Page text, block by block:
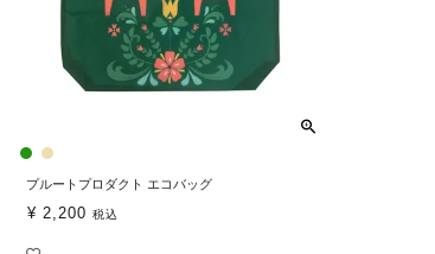
プルートプロダクト エコバッグ
¥ 2,200 税込